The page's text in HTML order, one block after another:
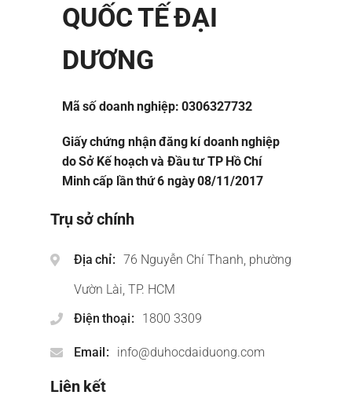
QUỐC TẾ ĐẠI
DƯƠNG
Mã số doanh nghiệp: 0306327732
Giấy chứng nhận đăng kí doanh nghiệp
do Sở Kế hoạch và Đầu tư TP Hồ Chí
Minh cấp lần thứ 6 ngày 08/11/2017
Trụ sở chính
Địa chỉ
76 Nguyễn Chí Thanh, phường
Vườn Lài, TP. HCM
Điện thoại
1800 3309
Email info@duhocdaiduong.com
Liên kết